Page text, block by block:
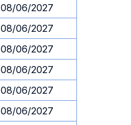
08/06/2027
08/06/2027
08/06/2027
08/06/2027
08/06/2027
08/06/2027